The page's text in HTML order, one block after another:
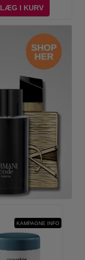
LÆG I KURV
KAMPAGNE INFO